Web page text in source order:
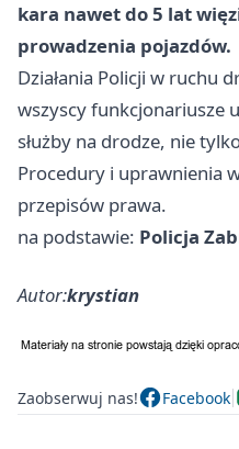
kara nawet do 5 lat
prowadzenia pojazdów.
Działania Policji w ruchu
wszyscy funkcjonariusze
służby na drodze, nie
Procedury i uprawnienia
przepisów prawa.
na podstawie: Policja
Autor:krystian
Zaobserwuj nas! Facebook